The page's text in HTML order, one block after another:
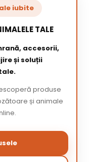
iubite
TALE
accesorii,
și soluții
produse
și animale